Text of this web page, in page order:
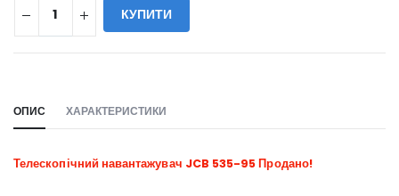
КУПИТИ
ОПИС ХАРАКТЕРИСТИКИ
Телескопічний навантажувач JCB 535-95 Продано!